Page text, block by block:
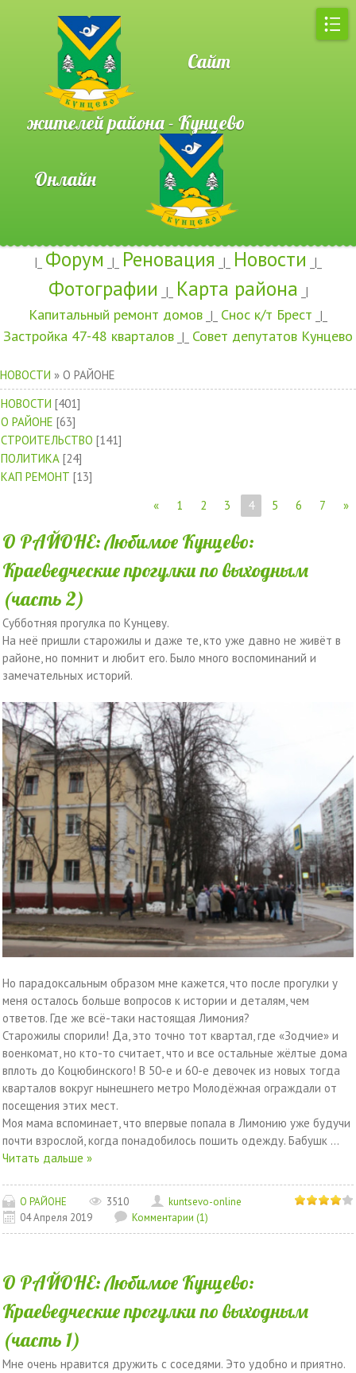
Сайт
жителей района - Кунцево
Онлайн
|_ Форум _|_ Реновация _|_ Новости _|_
Фотографии _|_ Карта района _|
Капитальный ремонт домов _|_ Снос к/т Брест _|_
Застройка 47-48 кварталов _|_ Совет депутатов Кунцево
НОВОСТИ » О РАЙОНЕ
НОВОСТИ [401]
О РАЙОНЕ [63]
СТРОИТЕЛЬСТВО [141]
ПОЛИТИКА [24]
КАП РЕМОНТ [13]
«
1 2 3 4 5 6 7 »
О РАЙОНЕ: Любимое Кунцево:
Краеведческие прогулки по выходным
(часть 2)
Субботняя прогулка по Кунцеву.
На неё пришли старожилы и даже те, кто уже давно не живёт в
районе, но помнит и любит его. Было много воспоминаний и
замечательных историй.
Но парадоксальным образом мне кажется, что после прогулки у
меня осталось больше вопросов к истории и деталям, чем
ответов. Где же всё-таки настоящая Лимония?
Старожилы спорили! Да, это точно тот квартал, где «Зодчие» и
военкомат, но кто-то считает, что и все остальные жёлтые дома
вплоть до Коцюбинского! В 50-е и 60-е девочек из новых тогда
кварталов вокруг нынешнего метро Молодёжная ограждали от
посещения этих мест.
Моя мама вспоминает, что впервые попала в Лимонию уже будучи
почти взрослой, когда понадобилось пошить одежду. Бабушк ...
Читать дальше »
О РАЙОНЕ 3510
kuntsevo-online
04 Апреля 2019
Комментарии (1)
О РАЙОНЕ: Любимое Кунцево:
Краеведческие прогулки по выходным
(часть 1)
Мне очень нравится дружить с соседями. Это удобно и приятно.